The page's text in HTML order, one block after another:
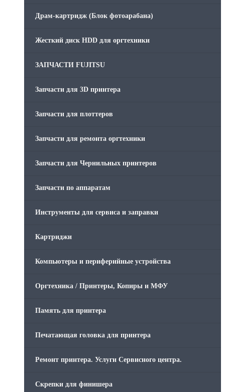
Драм-картридж (Блок фотоарабана)
Жесткий диск HDD для оргтехники
ЗАПЧАСТИ FUJITSU
Запчасти для 3D принтера
Запчасти для плоттеров
Запчасти для ремонта оргтехники
Запчасти для Чернильных принтеров
Запчасти по аппаратам
Инструменты для сервиса и заправки
Картриджи
Компьютеры и периферийные устройства
Оргтехника / Принтеры, Копиры и МФУ
Память для принтера
Печатающая головка для принтера
Ремонт принтера. Услуги Сервисного центра.
Скрепки для финишера